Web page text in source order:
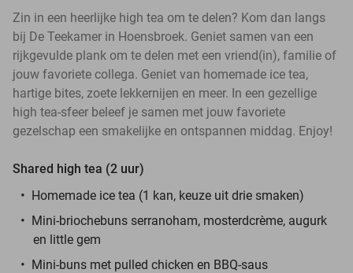
Zin in een heerlijke high tea om te delen? Kom dan langs
bij De Teekamer in Hoensbroek. Geniet samen van een
rijkgevulde plank om te delen met een vriend(in), familie of
jouw favoriete collega. Geniet van homemade ice tea,
hartige bites, zoete lekkernijen en meer. In een gezellige
high tea-sfeer beleef je samen met jouw favoriete
gezelschap een smakelijke en ontspannen middag. Enjoy!
Shared high tea (2 uur)
Homemade ice tea (1 kan, keuze uit drie smaken)
Mini-briochebuns serranoham, mosterdcrème, augurk
en little gem
Mini-buns met pulled chicken en BBQ-saus